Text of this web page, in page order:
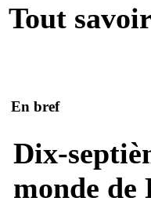
Tout
En bref
Dix-
monde de